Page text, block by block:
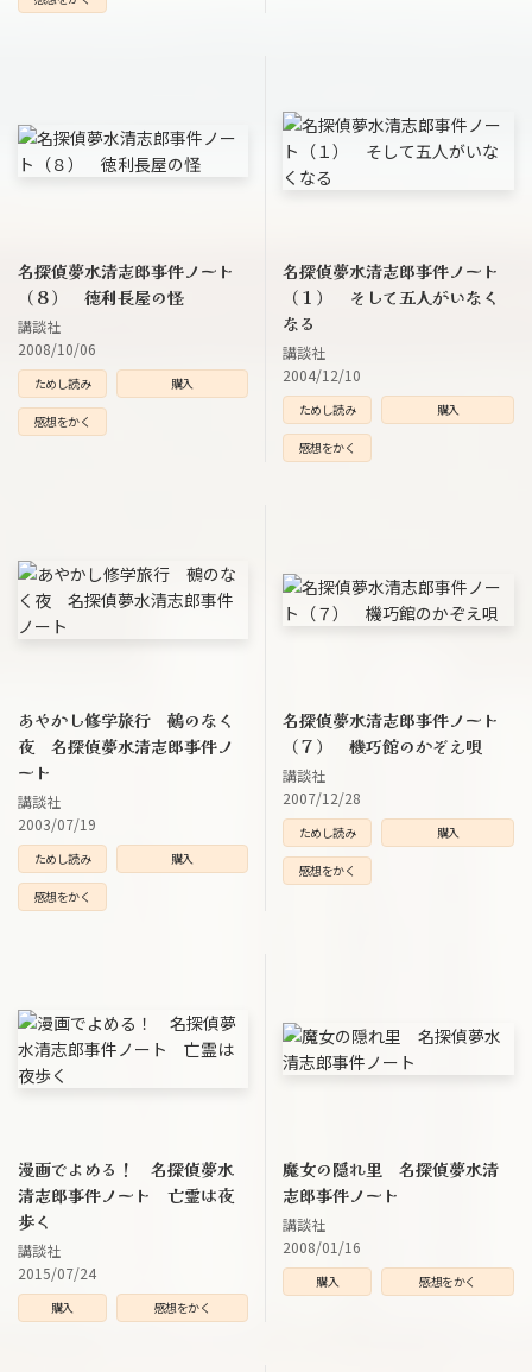
名探偵夢水清志郎事件ノート
（８） 徳利長屋の怪
講談社
2008/10/06
ためし読み 購入
感想をかく
名探偵夢水清志郎事件ノート
（１） そして五人がいなく
なる
講談社
2004/12/10
ためし読み 購入
感想をかく
あやかし修学旅行 鵺のなく
夜 名探偵夢水清志郎事件ノ
ート
講談社
2003/07/19
ためし読み 購入
感想をかく
名探偵夢水清志郎事件ノート
（７） 機巧館のかぞえ唄
講談社
2007/12/28
ためし読み 購入
感想をかく
漫画でよめる！ 名探偵夢水
清志郎事件ノート 亡霊は夜
歩く
講談社
2015/07/24
購入 感想をかく
魔女の隠れ里 名探偵夢水清
志郎事件ノート
講談社
2008/01/16
購入 感想をかく